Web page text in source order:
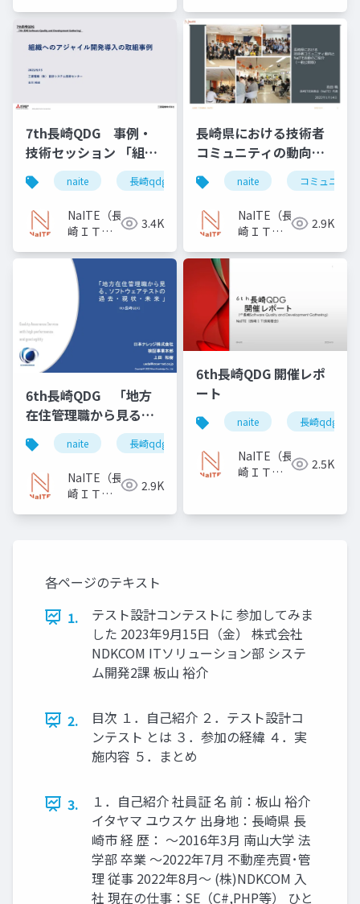
7th長崎QDG 事例・
技術セッション 「組織
へのアジャイル開発導
入の取組事例」
naite 長崎qdg
NaITE（長
崎ＩＴ技
3.4K
長崎県における技術者
コミュニティの動向と
NaITE活動のご紹介
naite コミュニティ
NaITE（長
崎ＩＴ技
2.9K
6th長崎QDG 「地方
在住管理職から見る、
ソフトウェアテストの
過去・現状・未来」
naite 長崎qdg
NaITE（長
崎ＩＴ技
2.9K
6th長崎QDG 開催レポ
ート
naite 長崎qdg
NaITE（長
崎ＩＴ技
2.5K
各ページのテキスト
1.
テスト設計コンテストに 参加してみま
した 2023年9月15日（金） 株式会社
NDKCOM ITソリューション部 システ
ム開発2課 板山 裕介
2.
目次 １．自己紹介 ２．テスト設計コ
ンテスト とは ３．参加の経緯 ４．実
施内容 ５．まとめ
3.
１．自己紹介 社員証 名 前：板山 裕介
イタヤマ ユウスケ 出身地：長崎県 長
崎市 経 歴： ～2016年3月 南山大学 法
学部 卒業 ～2022年7月 不動産売買･管
理 従事 2022年8月～ (株)NDKCOM 入
社 現在の仕事：SE（C#,PHP等） ひと